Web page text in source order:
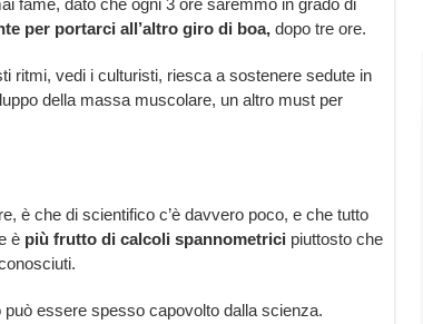
fame, dato che ogni 3 ore saremmo in grado di
per portarci all’altro giro di boa, dopo tre ore.
ritmi, vedi i culturisti, riesca a sostenere sedute in
della massa muscolare, un altro must per
è che di scientifico c’è davvero poco, e che tutto
è più frutto di calcoli spannometrici piuttosto che
essere spesso capovolto dalla scienza.